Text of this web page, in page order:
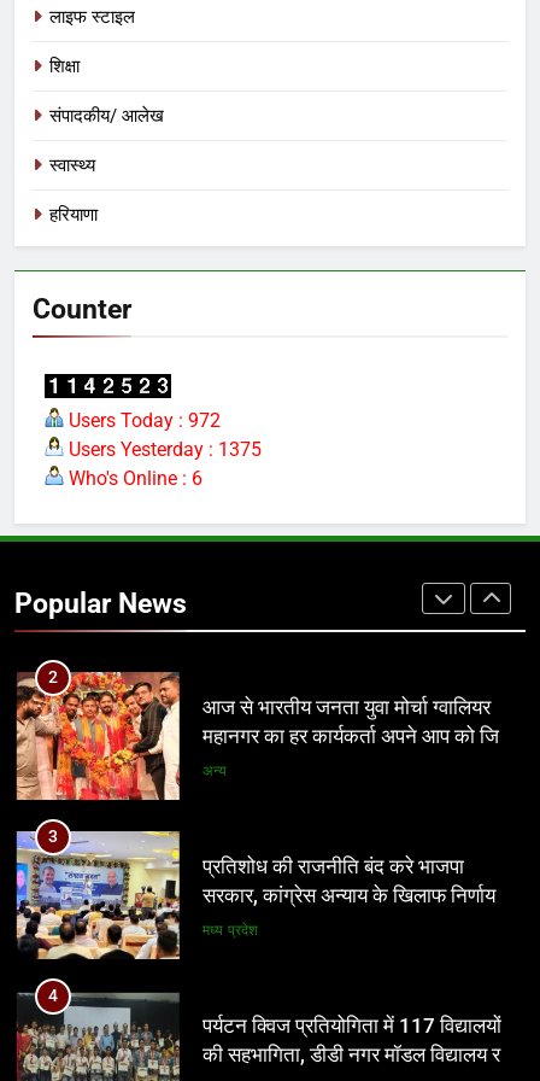
लाइफ स्टाइल
शिक्षा
संपादकीय/ आलेख
स्वास्थ्य
हरियाणा
Counter
Users Today : 972
Users Yesterday : 1375
Who's Online : 6
Popular News
परिवारों की नजर सरकार पर
प्रमुख
आज से भारतीय जनता युवा मोर्चा ग्वालियर
महानगर का हर कार्यकर्ता अपने आप को जिला
अध्यक्ष समझे – शिवम रानू राजावत
3
प्रतिशोध की राजनीति बंद करे भाजपा
सरकार, कांग्रेस अन्याय के खिलाफ निर्णायक
संघर्ष करेगी
मध्य प्रदेश
4
पर्यटन क्विज प्रतियोगिता में 117 विद्यालयों
की सहभागिता, डीडी नगर मॉडल विद्यालय रहा
प्रथम
अन्य
5
आईआईटी बॉम्बे का प्रशिक्षण या भ्रष्टाचार पर
पर्दा? मध्य प्रदेश के लोक निर्माण विभाग पर